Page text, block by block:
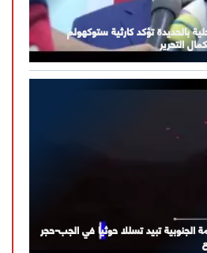
بالحديدة تؤكد كارثية ستوكهولم
التحرير
الجنوبية تبيد تسللا حوثيا في الجب-حجر